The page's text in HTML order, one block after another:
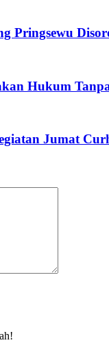
Pringsewu
Hukum
Jumat